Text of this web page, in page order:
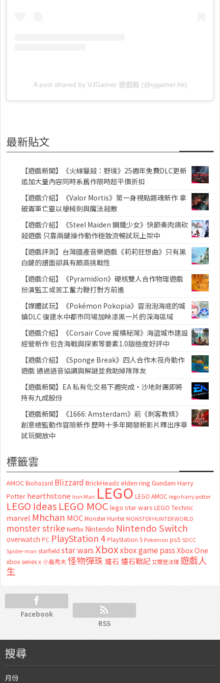
A post shared by VJGamer 遊戲殿 (@vjgamer.hk)
最新貼文
【遊戲新聞】《火線獵殺：野境》25週年免費DLC更新
追加大量內容同時系舊作限時超平價折扣
【遊戲介紹】《Valor Mortis》第一身視點類魂新作 拿
破崙軍亡靈以槍械劍與魔法殺敵
【遊戲介紹】《Steel Maiden 鋼鐵少女》快節奏肉鴿砍
殺遊戲 只靠兩鍵操作動作極致流暢試玩上架中
【遊戲評測】台灣國產音樂遊戲《莉莉狂想曲》只有黑
白鍵的譜面卻具有頗高挑戰性
【遊戲介紹】《Pyramidion》硬核雙人合作物理遊戲
扮演監工或苦工奮力鞭打對方前進
【媒體試玩】《Pokémon Pokopia》冒泡泡海底的城
鎮DLC 復建水中都市同場加映漆黑一片的深海區域
【遊戲介紹】《Corsair Cove 縱橫秘灣》海盜城市建設
經營新作 包含海戰與探索等要素1.0版極度好評中
【遊戲介紹】《Sponge Break》四人合作木筏舟動作
遊戲 通過語音協調與解謎並救助掉隊隊友
【遊戲新聞】EA 私有化交易下週完成・沙地財團即將
持有九成股份
【遊戲新聞】《1666: Amsterdam》前《刺客教條》
創意總監動作冒險新作 歷時十多年開發新影片釋出序章
試玩開放中
標籤雲
AMOC Biohazard Blizzard BrickHeadz elden ring Gundam Harry
Potter hearthstone Iron Man LEGO LEGO AMOC lego harry potter
LEGO Ideas LEGO MOC lego star wars LEGO Technic
marvel Mhchan MOC Monster Hunter MONSTER HUNTER WORLD
monster strike Netflix Nintendo Nintendo Switch
overwatch PC PlayStation 4 PlayStation 5 Pokemon ps5 SDCC
Spider-man starfield star warsXboxxbox game passXbox One
xbox series x 小島秀夫怪物彈珠 爐石 爐石戰記艾爾登法環 遊戲人
生
Facebook
RSS
搜尋
月份